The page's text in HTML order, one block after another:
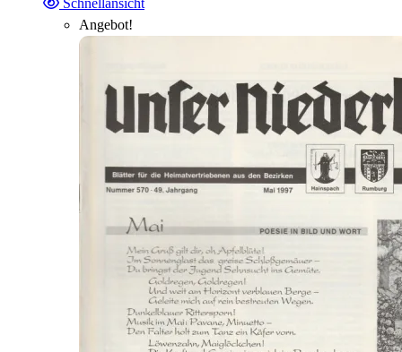
Angebot!